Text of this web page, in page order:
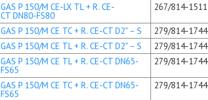
GAS P 150/M CE-LX TL + R. CE-
CT DN80-FS80
267/814-1511
GAS P 150/M CE TC + R. CE-CT D2" – S 279/814-1744
GAS P 150/M CE TL + R. CE-CT D2" – S
279/814-1744
GAS P 150/M CE TL + R. CE-CT DN65-
FS65
279/814-1744
GAS P 150/M CE TC + R. CE-CT DN65-
FS65
279/814-1744